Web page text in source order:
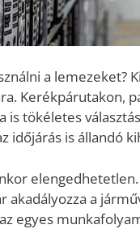
a lemezeket?
Kerékpárutakon,
is tökéletes
időjárás is állandó
akadályozza a
egyes